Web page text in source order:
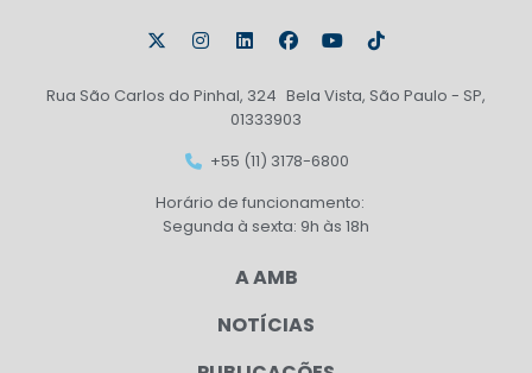
Rua São Carlos do Pinhal, 324 Bela Vista, São Paulo - SP,
01333903
+55 (11) 3178-6800
Horário de funcionamento:
Segunda à sexta: 9h às 18h
A AMB
NOTÍCIAS